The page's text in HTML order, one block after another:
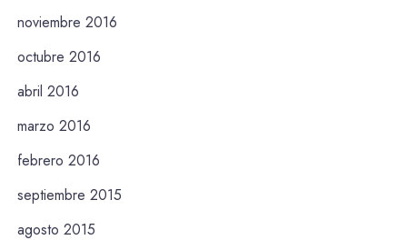
noviembre 2016
octubre 2016
abril 2016
marzo 2016
febrero 2016
septiembre 2015
agosto 2015